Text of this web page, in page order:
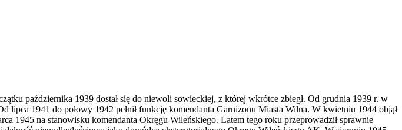
października 1939 dostał się do niewoli sowieckiej, z której wkrótce zbiegł. Od grudnia 1939 r. w
1941 do połowy 1942 pełnił funkcję komendanta Garnizonu Miasta Wilna. W kwietniu 1944 objął
1945 na stanowisku komendanta Okręgu Wileńskiego. Latem tego roku przeprowadził sprawnie